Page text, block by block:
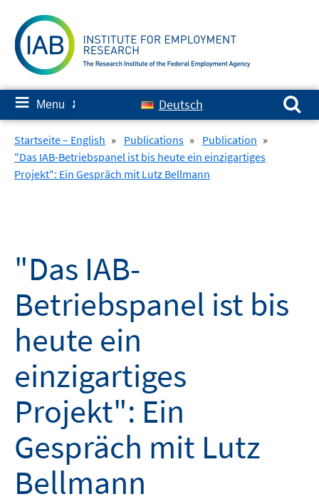
content
≡ Menu ✘ Deutsch
Search for:
Startseite – English » Publications » Publication »
"Das IAB-Betriebspanel ist bis heute ein einzigartiges
Projekt": Ein Gespräch mit Lutz Bellmann
"Das IAB-
Betriebspanel ist bis
heute ein
einzigartiges
Projekt": Ein
Gespräch mit Lutz
Bellmann